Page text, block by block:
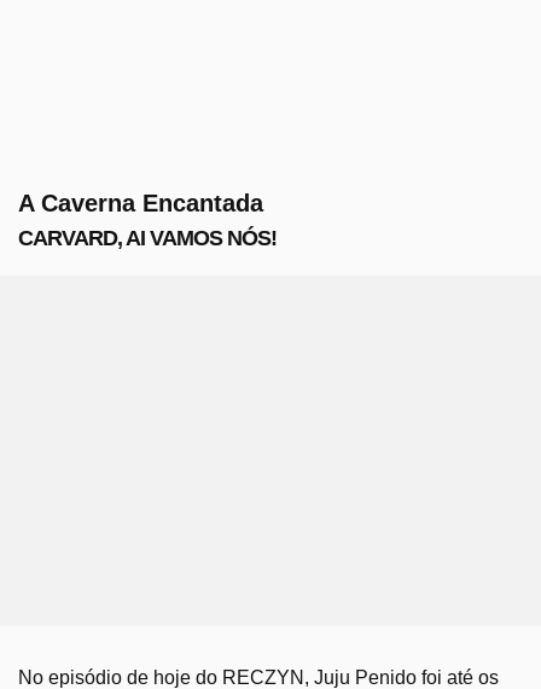
A Caverna Encantada
CARVARD, AI VAMOS NÓS!
No episódio de hoje do RECZYN, Juju Penido foi até os